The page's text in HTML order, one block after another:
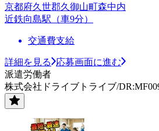
京都府久世郡久御山町森中内
近鉄向島駅（車9分）
交通費支給
詳細を見る
応募画面に進む
派遣労働者
株式会社ドライブトライブ/